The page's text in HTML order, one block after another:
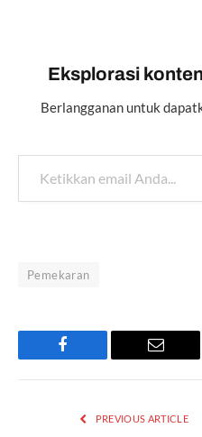
Eksplorasi
Berlangganan untuk
Ketikkan email Anda...
Pemekaran
Facebook Email
PREVIOUS ARTICLE